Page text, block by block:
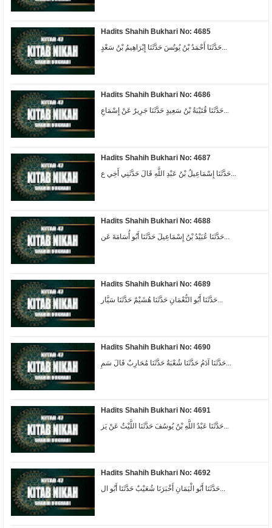
Hadits Shahih Bukhari No: 4685
حَدَّثَنَا أَحْمَدُ بْنُ يُونُسَ حَدَّثَنَا إِبْرَاهِيمُ بْنُ سَعْدٍ...
Hadits Shahih Bukhari No: 4686
حَدَّثَنَا قُتَيْبَةُ بْنُ سَعِيدٍ حَدَّثَنَا جَرِيرٌ عَنْ إِسْمَاعِ...
Hadits Shahih Bukhari No: 4687
حَدَّثَنَا إِسْمَاعِيلُ بْنُ عَبْدِ اللَّهِ قَالَ حَدَّثَنِي أَخِي ع...
Hadits Shahih Bukhari No: 4688
حَدَّثَنَا عُبَيْدُ بْنُ إِسْمَاعِيلَ حَدَّثَنَا أَبُو أُسَامَةَ عَن...
Hadits Shahih Bukhari No: 4689
حَدَّثَنَا أَبُو النُّعْمَانِ حَدَّثَنَا هُشَيْمٌ حَدَّثَنَا سَيَّار...
Hadits Shahih Bukhari No: 4690
Hadits Shahih Bukhari No: 4691
Hadits Shahih Bukhari No: 4692
حَدَّثَنَا أَبُو الْيَمَانِ أَخْبَرَنَا شُعَيْبٌ حَدَّثَنَا أَبُو ال...